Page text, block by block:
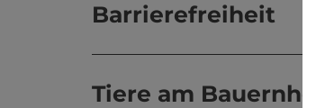
Barrierefreiheit
Tiere am Bauernhof